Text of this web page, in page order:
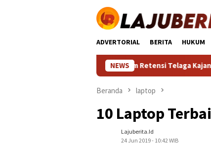
ADVERTORIAL BERITA HUKUM
NEWS
Edi Purwanto: Kolam Retensi Telaga Kajang Lako
Beranda laptop
10 Laptop
Lajuberita.id
24 Jun 2019 - 10:42 WIB